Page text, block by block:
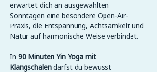
erwartet dich an ausgewählten
Sonntagen eine besondere Open-Air-
Praxis, die Entspannung, Achtsamkeit und
Natur auf harmonische Weise verbindet.
In 90 Minuten Yin Yoga mit
Klangschalen darfst du bewusst